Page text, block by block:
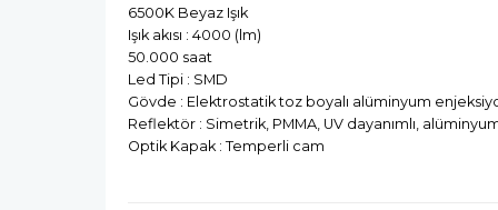
6500K Beyaz Işık
Işık akısı : 4000 (lm)
50.000 saat
Led Tipi : SMD
Gövde : Elektrostatik toz boyalı alüminyum
Reflektör : Simetrik, PMMA, UV dayanımlı,
Optik Kapak : Temperli cam